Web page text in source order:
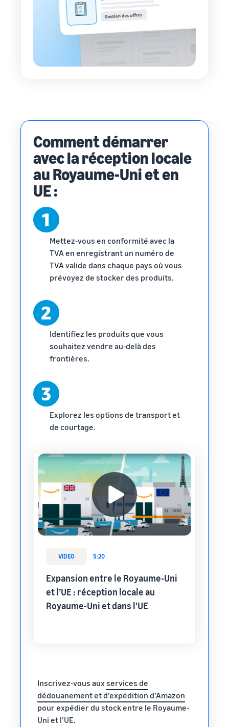
Comment démarrer
avec la réception locale
au Royaume-Uni et en
UE :
Mettez-vous en conformité avec la
TVA en enregistrant un numéro de
TVA valide dans chaque pays où vous
prévoyez de stocker des produits.
Identifiez les produits que vous
souhaitez vendre au-delà des
frontières.
Explorez les options de transport et
de courtage.
VIDEO 5:20
Expansion entre le Royaume-Uni
et l’UE : réception locale au
Royaume-Uni et dans l'UE
Inscrivez-vous aux services de
dédouanement et d’expédition d’Amazon
pour expédier du stock entre le Royaume-
Uni et l’UE.